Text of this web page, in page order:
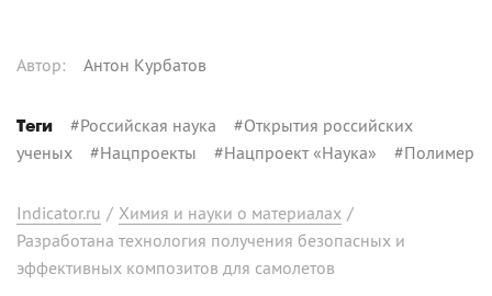
Автор: Антон Курбатов
Теги #Российская наука #Открытия российских
ученых #Нацпроекты #Нацпроект «Наука» #Полимер
Indicator.ru / Химия и науки о материалах /
Разработана технология получения безопасных и
эффективных композитов для самолетов